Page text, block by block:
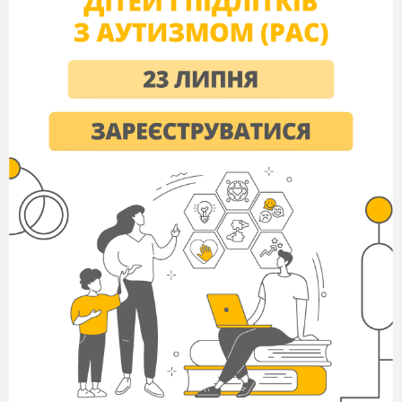
буде визнавати та шанувати весь світ. Але це не
є самоціллю.Духовна культура не лише
українського, а й будь-якого іншого народу,
досить різноманітна і багатогранна. Вона
включає в себе і релігію, і мистецтво, і
моральні засади суспільства, і багато чого
На прикладі історії релігійних вірувань ми
познайомимся з духовними пошуками наших
не тільки далеких предків, а й сучасників. Це
допоможе нам зрозуміти наше життя в усьому
мозаїчному розмаїтті. Бо ці частинки знань
допомагають побачити світ в
як одну велику
картину. Ми висвітлимо цікаві питання як
дохристиянські вірування українського народу,
християнство в Київській Русі, християнство в